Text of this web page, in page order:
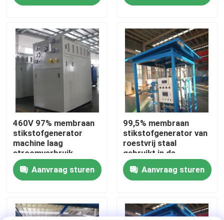
Kwaliteitscontrole
Neem contact met ons op
Nieuws
Vraag een offerte
PSA stikstofgasgeneratoren
De Generator van de hoge Zuiverheidsstikstof
460V 97% membraan
stikstofgenerator
machine laag
stroomverbruik
Aanvraag sturen
99,5% membraan
stikstofgenerator van
roestvrij staal
gebruikt in de
petrochemische
industrieAanvraag sturen